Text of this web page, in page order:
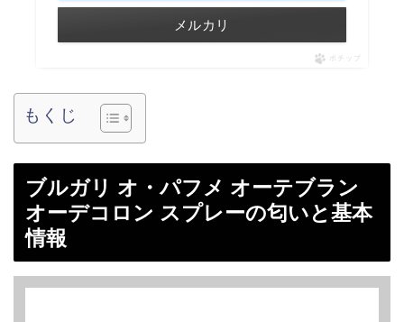
メルカリ
ポチップ
もくじ
ブルガリ オ・パフメ オーテブラン
オーデコロン スプレーの匂いと基本
情報